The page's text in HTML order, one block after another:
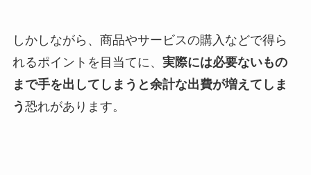
しかしながら、商品やサービスの購入などで得ら
れるポイントを目当てに、 実際には必要ないもの
まで手を出してしまうと余計な出費が増えてしま
う 恐れがあります。